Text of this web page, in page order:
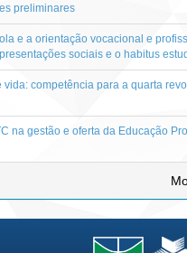
preliminares
e a orientação vocacional e
sociais e o habitus
vida: competência para a quarta
na gestão e oferta da Educação